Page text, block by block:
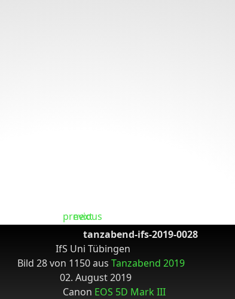
tanzabend-ifs-2019-0028
IfS Uni Tübingen
Bild 28 von 1150 aus Tanzabend 2019
02. August 2019
Canon EOS 5D Mark III